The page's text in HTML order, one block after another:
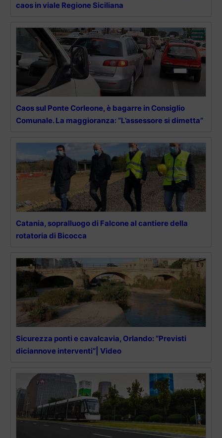
caos in viale Regione Siciliana
Caos sul Ponte Corleone, è bagarre in Consiglio
Comunale. La maggioranza: “L’assessore si dimetta”
Catania, sopralluogo di Falcone al cantiere della
rotatoria di Bicocca
Sicurezza ponti e cavalcavia, Orlando: “Previsti
diciannove interventi”| Video